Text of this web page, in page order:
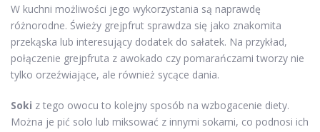
W kuchni możliwości jego wykorzystania są naprawdę
różnorodne. Świeży grejpfrut sprawdza się jako znakomita
przekąska lub interesujący dodatek do sałatek. Na przykład,
połączenie grejpfruta z awokado czy pomarańczami tworzy nie
tylko orzeźwiające, ale również sycące dania.
Soki z tego owocu to kolejny sposób na wzbogacenie diety.
Można je pić solo lub miksować z innymi sokami, co podnosi ich